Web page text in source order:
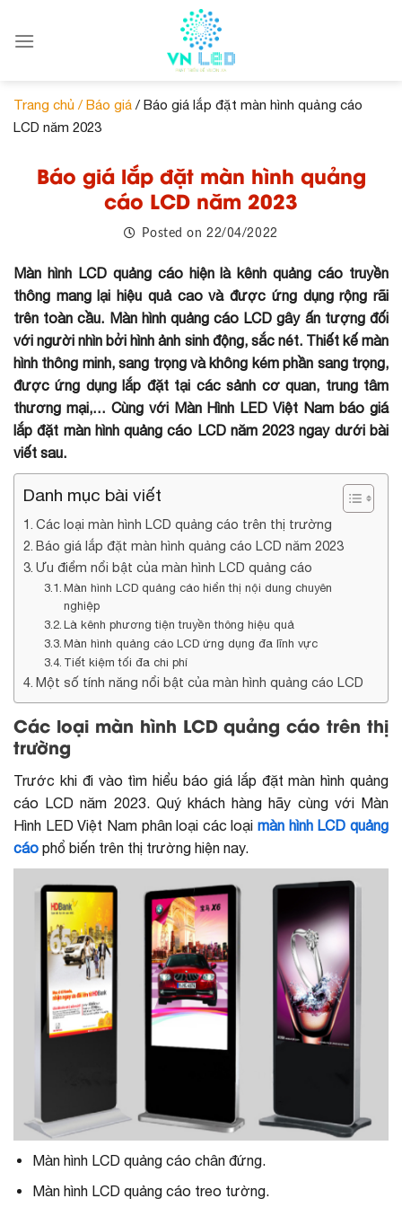
Trang chủ / Báo giá / Báo giá lắp đặt màn hình quảng cáo
LCD năm 2023
Báo giá lắp đặt màn hình quảng
cáo LCD năm 2023
Posted on22/04/2022
Màn hình LCD quảng cáo hiện là kênh quảng cáo truyền
thông mang lại hiệu quả cao và được ứng dụng rộng rãi
trên toàn cầu. Màn hình quảng cáo LCD gây ấn tượng đối
với người nhìn bởi hình ảnh sinh động, sắc nét. Thiết kế màn
hình thông minh, sang trọng và không kém phần sang trọng,
được ứng dụng lắp đặt tại các sảnh cơ quan, trung tâm
thương mại,… Cùng với Màn Hình LED Việt Nam báo giá
lắp đặt màn hình quảng cáo LCD năm 2023 ngay dưới bài
viết sau.
Danh mục bài viết
Các loại màn hình LCD quảng cáo trên thị trường
Báo giá lắp đặt màn hình quảng cáo LCD năm 2023
Ưu điểm nổi bật của màn hình LCD quảng cáo
Màn hình LCD quảng cáo hiển thị nội dung chuyên
nghiệp
Là kênh phương tiện truyền thông hiệu quả
Màn hình quảng cáo LCD ứng dụng đa lĩnh vực
Tiết kiệm tối đa chi phí
Một số tính năng nổi bật của màn hình quảng cáo LCD
Các loại màn hình LCD quảng cáo trên thị
trường
Trước khi đi vào tìm hiểu báo giá lắp đặt màn hình quảng
cáo LCD năm 2023. Quý khách hàng hãy cùng với Màn
Hình LED Việt Nam phân loại các loạimàn hình LCD quảng
cáo phổ biến trên thị trường hiện nay.
Màn hình LCD quảng cáo chân đứng.
Màn hình LCD quảng cáo treo tường.